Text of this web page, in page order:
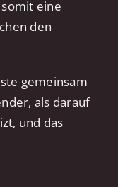
eine
den
gemeinsam
als darauf
und das